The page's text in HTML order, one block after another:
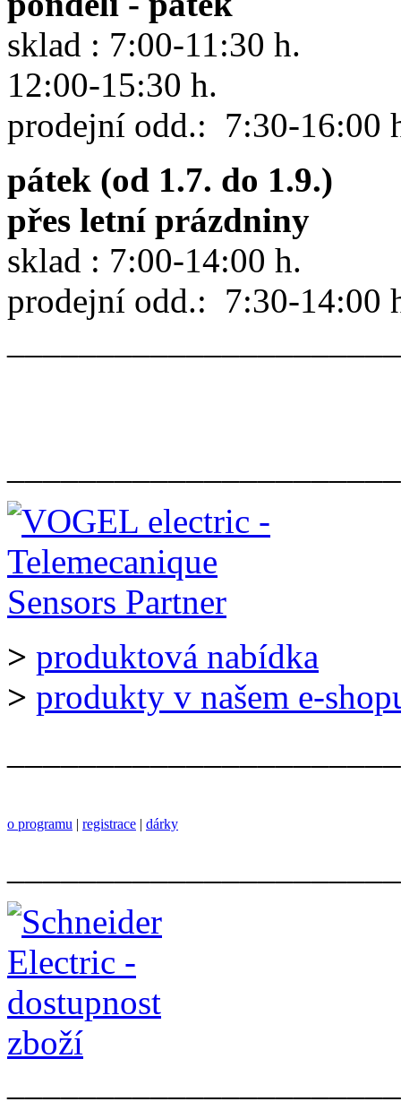
sklad : 7:00-11:30 h.
12:00-15:30 h.
prodejní odd.: 7:30-16:00
pátek (od 1.7. do 1.9.)
přes letní prázdniny
sklad : 7:00-14:00 h.
prodejní odd.: 7:30-14:00
> produktová nabídka
> produkty v našem e-
o programu | registrace | dárky